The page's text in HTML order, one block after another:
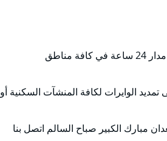
فني تركيب ستلايت النزهة يوفر لكافة عملائة خدمة تركيب ستلايت على مدار 24 ساعة في كافة مناطق
الوايرات لكافة المنشآت السكنية أو
مبارك الكبير صباح السالم اتصل بنا